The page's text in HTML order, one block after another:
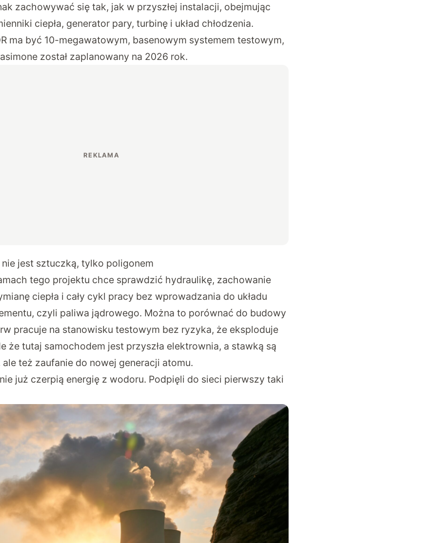
zachowywać się tak, jak w przyszłej instalacji, obejmując
ciepła, generator pary, turbinę i układ chłodzenia.
ma być 10-megawatowym, basenowym systemem testowym,
został zaplanowany na 2026 rok.
jest sztuczką, tylko poligonem
tego projektu chce sprawdzić hydraulikę, zachowanie
ciepła i cały cykl pracy bez wprowadzania do układu
czyli paliwa jądrowego. Można to porównać do budowy
pracuje na stanowisku testowym bez ryzyka, że eksploduje
że tutaj samochodem jest przyszła elektrownia, a stawką są
też zaufanie do nowej generacji atomu.
już czerpią energię z wodoru. Podpięli do sieci pierwszy taki